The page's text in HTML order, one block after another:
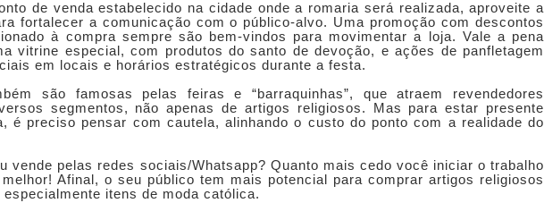
de venda estabelecido na cidade onde a romaria será realizada, aproveite a
fortalecer a comunicação com o público-alvo. Uma promoção com descontos
à compra sempre são bem-vindos para movimentar a loja. Vale a pena
vitrine especial, com produtos do santo de devoção, e ações de panfletagem
em locais e horários estratégicos durante a festa.
são famosas pelas feiras e “barraquinhas”, que atraem revendedores
segmentos, não apenas de artigos religiosos. Mas para estar presente
é preciso pensar com cautela, alinhando o custo do ponto com a realidade do
vende pelas redes sociais/Whatsapp? Quanto mais cedo você iniciar o trabalho
Afinal, o seu público tem mais potencial para comprar artigos religiosos
itens de moda católica.